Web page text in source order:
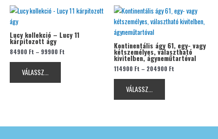
ki
ki
Lucy kollekció – Lucy 11
kárpitozott ágy
84900 Ft – 99900 Ft
VÁLASSZ...
Ennek
terméknek
több
variációja
van.
változatok
ki
Kontinentális ágy 61, egy- vagy
kétszemélyes, választható
kivitelben, ágyneműtartóval
114900 Ft – 204900 Ft
VÁLASSZ...
Ennek
a
több
variációja
van.
A
ki